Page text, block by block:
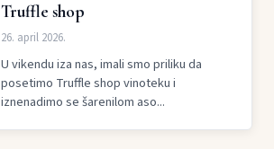
Truffle shop
26. april 2026.
U vikendu iza nas, imali smo priliku da
posetimo Truffle shop vinoteku i
iznenadimo se šarenilom aso...